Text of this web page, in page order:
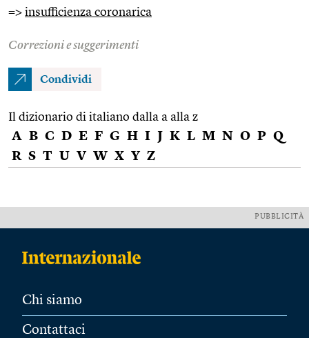
=> insufficienza coronarica
Correzioni e suggerimenti
Condividi
Il dizionario di italiano dalla a alla z
A B C D E F G H I J K L M N O P Q
R S T U V W X Y Z
PUBBLICITÀ
Chi siamo
Contattaci